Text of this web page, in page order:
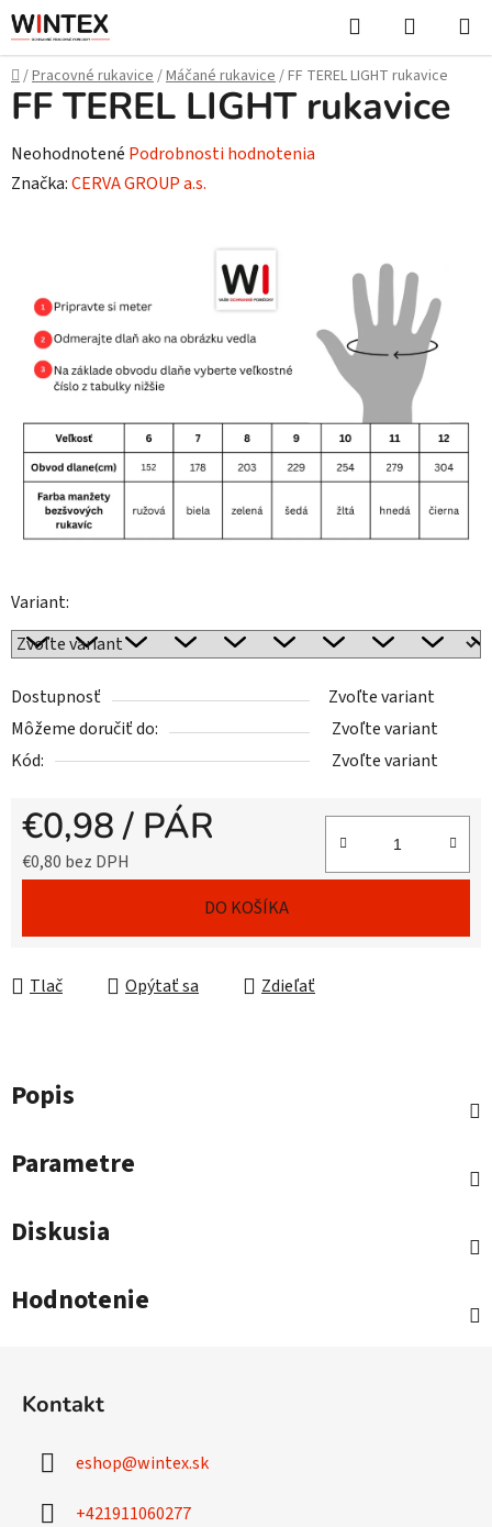
Prejsť
na
obsah
Hľadať
KOŠÍK
Domov
/Pracovné rukavice/Máčané rukavice/FF TEREL LIGHT rukavice
Variant:
Dostupnosť
Zvoľte variant
Môžeme doručiť do:
Zvoľte variant
Kód:
Zvoľte variant
€0,98/ PÁR
€0,80 bez DPH
DO KOŠÍKA
Tlač Opýtať sa Zdieľať
FF TEREL LIGHT rukavice
Priemerné
hodnotenie
hviezdičiek.
Neohodnotené Podrobnosti hodnotenia
Značka:CERVA GROUP a.s.
Popis
Parametre
Diskusia
Hodnotenie
Kontakt
eshop@wintex.sk
+421911060277